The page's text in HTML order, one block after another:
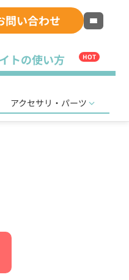
問い合わせ
トの使い方 HOT
アクセサリ・パーツ